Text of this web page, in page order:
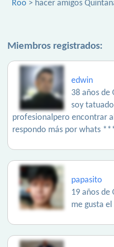
Roo > hacer amigos
Miembros registrados:
edwin
38 años de
soy
profesionalpero encontrar
respondo más por whats
papasito
19 años de
me gusta